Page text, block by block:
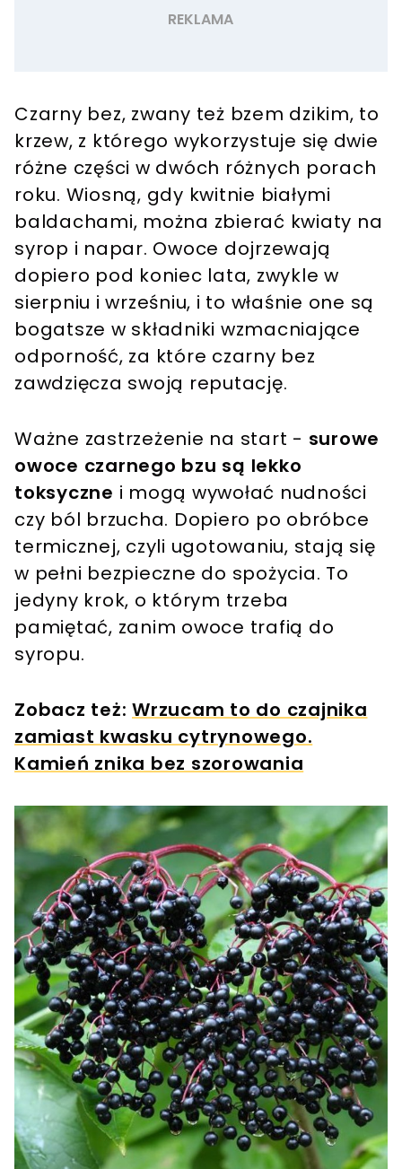
Czarny bez, zwany też bzem dzikim, to
krzew, z którego wykorzystuje się dwie
różne części w dwóch różnych porach
roku. Wiosną, gdy kwitnie białymi
baldachami, można zbierać kwiaty na
syrop i napar. Owoce dojrzewają
dopiero pod koniec lata, zwykle w
sierpniu i wrześniu, i to właśnie one są
bogatsze w składniki wzmacniające
odporność, za które czarny bez
zawdzięcza swoją reputację.
Ważne zastrzeżenie na start - surowe
owoce czarnego bzu są lekko
toksyczne i mogą wywołać nudności
czy ból brzucha. Dopiero po obróbce
termicznej, czyli ugotowaniu, stają się
w pełni bezpieczne do spożycia. To
jedyny krok, o którym trzeba
pamiętać, zanim owoce trafią do
syropu.
Zobacz też: Wrzucam to do czajnika
zamiast kwasku cytrynowego.
Kamień znika bez szorowania